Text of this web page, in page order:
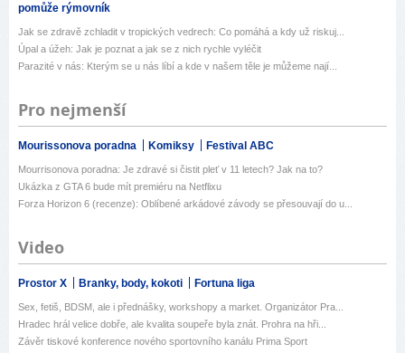
pomůže rýmovník
Jak se zdravě zchladit v tropických vedrech: Co pomáhá a kdy už riskuj...
Úpal a úžeh: Jak je poznat a jak se z nich rychle vyléčit
Parazité v nás: Kterým se u nás líbí a kde v našem těle je můžeme nají...
Pro nejmenší
Mourissonova poradna Komiksy Festival ABC
Mourrisonova poradna: Je zdravé si čistit pleť v 11 letech? Jak na to?
Ukázka z GTA 6 bude mít premiéru na Netflixu
Forza Horizon 6 (recenze): Oblíbené arkádové závody se přesouvají do u...
Video
Prostor X Branky, body, kokoti Fortuna liga
Sex, fetiš, BDSM, ale i přednášky, workshopy a market. Organizátor Pra...
Hradec hrál velice dobře, ale kvalita soupeře byla znát. Prohra na hři...
Závěr tiskové konference nového sportovního kanálu Prima Sport